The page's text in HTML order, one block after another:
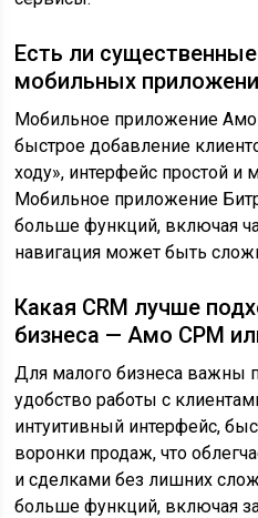
Есть ли
мобильных
Мобильное приложение
быстрое добавление
ходу», интерфейс простой и
Мобильное приложение
больше функций, включая
навигация может быть
Какая CRM лучше
бизнеса — Амо СРМ
Для малого бизнеса важны
удобство работы с
интуитивный интерфейс,
воронки продаж, что
и сделками без лишних
больше функций, включая